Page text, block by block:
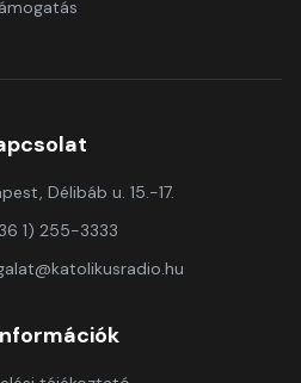
Délibáb u. 15.-17.
1) 255-3333